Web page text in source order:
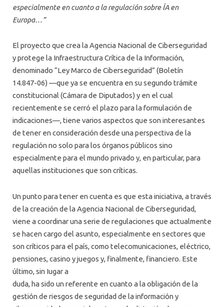
especialmente en cuanto a la regulación sobre ÍA en
Europa…”
El proyecto que crea la Agencia Nacional de Ciberseguridad
y protege la Infraestructura Crítica de la Información,
denominado “Ley Marco de Ciberseguridad” (Boletín
14.847-06) —que ya se encuentra en su segundo trámite
constitucional (Cámara de Diputados) y en el cual
recientemente se cerró el plazo para la formulación de
indicaciones—, tiene varios aspectos que son interesantes
de tener en consideración desde una perspectiva de la
regulación no solo para los órganos públicos sino
especialmente para el mundo privado y, en particular, para
aquellas instituciones que son críticas.
Un punto para tener en cuenta es que esta iniciativa, a través
de la creación de la Agencia Nacional de Ciberseguridad,
viene a coordinar una serie de regulaciones que actualmente
se hacen cargo del asunto, especialmente en sectores que
son críticos para el país, como telecomunicaciones, eléctrico,
pensiones, casino y juegos y, finalmente, financiero. Este
último, sin Iugar a
duda, ha sido un referente en cuanto a la obligación de la
gestión de riesgos de seguridad de la información y